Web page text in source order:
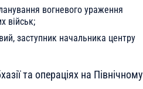
вогневого ураження
військ;
заступник начальника центру
та операціях на Північному